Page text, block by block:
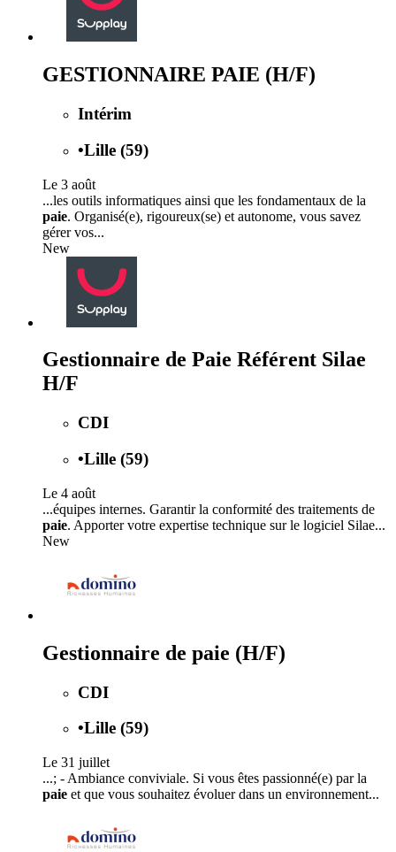
GESTIONNAIRE PAIE (H/F)
Intérim
•Lille (59)
Le 3 août
...les outils informatiques ainsi que les fondamentaux de la
paie. Organisé(e), rigoureux(se) et autonome, vous savez
gérer vos...
New
Gestionnaire de Paie Référent Silae
H/F
CDI
•Lille (59)
Le 4 août
...équipes internes. Garantir la conformité des traitements de
paie. Apporter votre expertise technique sur le logiciel Silae...
New
Gestionnaire de paie (H/F)
CDI
•Lille (59)
Le 31 juillet
...; - Ambiance conviviale. Si vous êtes passionné(e) par la
paie et que vous souhaitez évoluer dans un environnement...